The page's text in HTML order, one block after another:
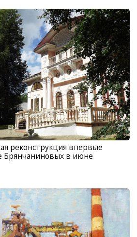
реконструкция впервые
Брянчаниновых в июне